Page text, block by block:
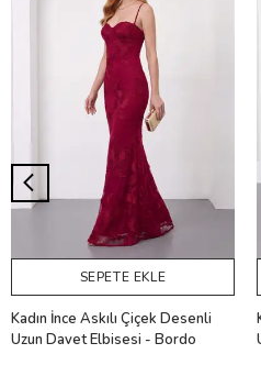
SEPETE EKLE
Kadın İnce Askılı Çiçek Desenli
Uzun Davet Elbisesi - Bordo